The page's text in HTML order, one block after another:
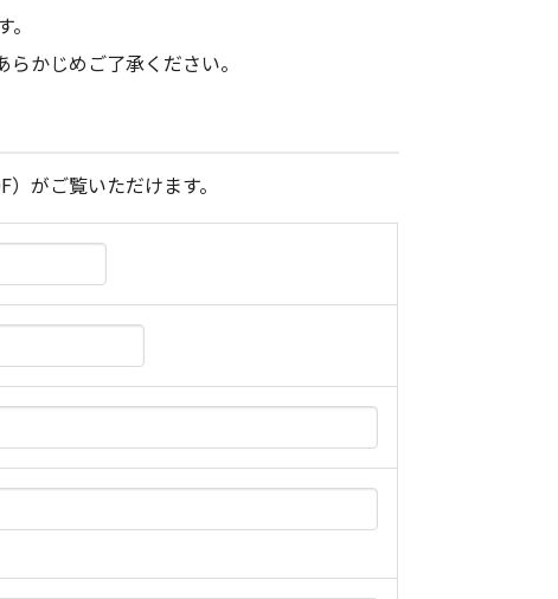
かじめご了承ください。
がご覧いただけます。